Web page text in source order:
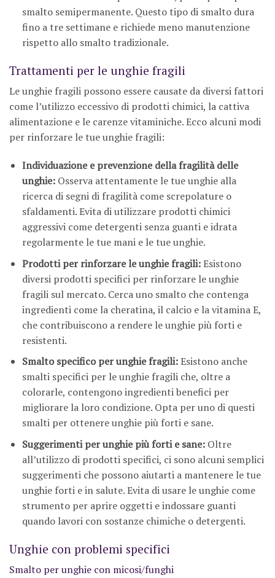
smalto semipermanente. Questo tipo di smalto dura
fino a tre settimane e richiede meno manutenzione
rispetto allo smalto tradizionale.
Trattamenti per le unghie fragili
Le unghie fragili possono essere causate da diversi fattori
come l’utilizzo eccessivo di prodotti chimici, la cattiva
alimentazione e le carenze vitaminiche. Ecco alcuni modi
per rinforzare le tue unghie fragili:
Individuazione e prevenzione della fragilità delle
unghie:Osserva attentamente le tue unghie alla
ricerca di segni di fragilità come screpolature o
sfaldamenti. Evita di utilizzare prodotti chimici
aggressivi come detergenti senza guanti e idrata
regolarmente le tue mani e le tue unghie.
Prodotti per rinforzare le unghie fragili:Esistono
diversi prodotti specifici per rinforzare le unghie
fragili sul mercato. Cerca uno smalto che contenga
ingredienti come la cheratina, il calcio e la vitamina E,
che contribuiscono a rendere le unghie più forti e
resistenti.
Smalto specifico per unghie fragili:Esistono anche
smalti specifici per le unghie fragili che, oltre a
colorarle, contengono ingredienti benefici per
migliorare la loro condizione. Opta per uno di questi
smalti per ottenere unghie più forti e sane.
Suggerimenti per unghie più forti e sane:Oltre
all’utilizzo di prodotti specifici, ci sono alcuni semplici
suggerimenti che possono aiutarti a mantenere le tue
unghie forti e in salute. Evita di usare le unghie come
strumento per aprire oggetti e indossare guanti
quando lavori con sostanze chimiche o detergenti.
Unghie con problemi specifici
Smalto per unghie con micosi/funghi